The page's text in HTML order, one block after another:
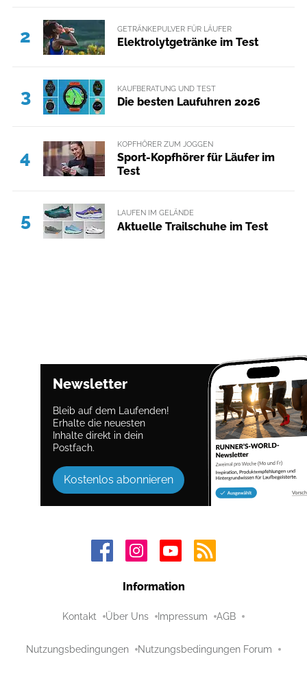
2 GETRÄNKEPULVER FÜR LÄUFER
Elektrolytgetränke im Test
3 KAUFBERATUNG UND TEST
Die besten Laufuhren 2026
4
KOPFHÖRER ZUM JOGGEN
Sport-Kopfhörer für Läufer im
Test
5 LAUFEN IM GELÄNDE
Aktuelle Trailschuhe im Test
Newsletter
Bleib auf dem Laufenden!
Erhalte die neuesten
Inhalte direkt in dein
Postfach.
Kostenlos abonnieren
Information
Kontakt Über Uns Impressum AGB
Nutzungsbedingungen Nutzungsbedingungen Forum